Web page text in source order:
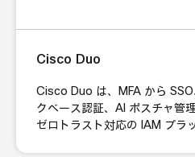
Cisco Duo
Cisco Duo は、MFA から
クベース認証、AI ポスチャ管
ゼロトラスト対応の IAM プラ